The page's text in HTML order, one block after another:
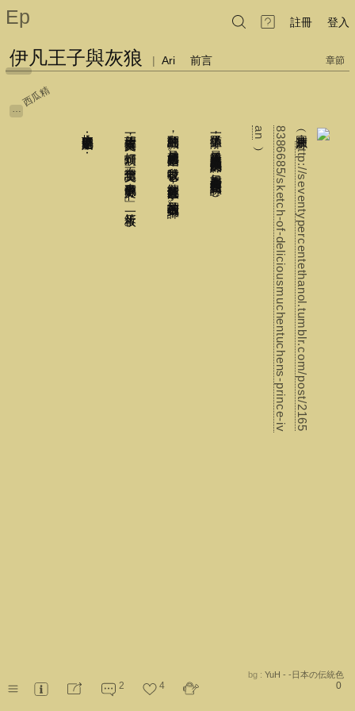
Ep 註冊 登入
伊凡王子與灰狼 | Ari 前言 章節
…
西瓜精
︵圖片來源：
h
t
t
p
:
/
/
s
e
v
e
n
t
y
p
e
r
c
e
n
t
e
t
h
a
n
o
l
.
t
u
m
b
l
r
.
c
o
m
/
p
o
s
t
/
2
1
6
5
83
8
6
6
8
5
/
s
k
e
t
c
h
-
o
f
-
d
e
l
i
c
i
o
u
s
m
u
c
h
e
n
t
u
c
h
e
n
s
-
p
r
i
n
c
e
-
i
v
a
n
，
最後還是決定放上這篇我很久以前的翻譯
。
︵如果有些文句看起來很生硬請見諒
。
，
就是您所見的這張圖
。
我被它吸引
，
欲探究其背後的故事
，
卻又苦苦找尋不到中譯
。
，
﹁好煩啊
，
不想讀英文
。
來翻成中文好了
！
﹂︵←笨蛋一枚
故事就這麼開始了⋯⋯
bg : YuH - -日本の伝統色
2 4 0